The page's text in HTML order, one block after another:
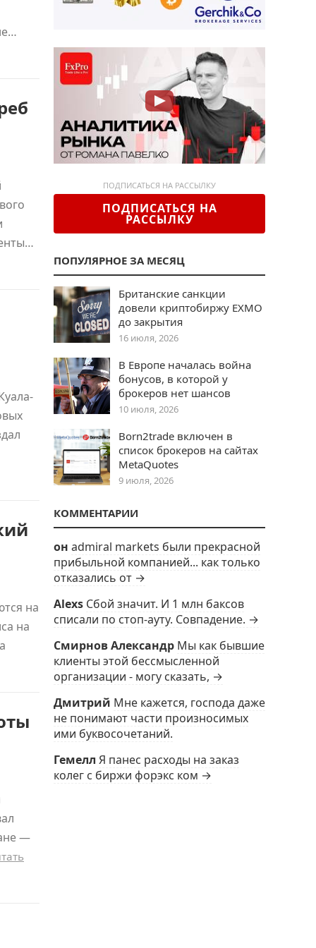
на
на
—
ПОДПИСАТЬСЯ НА РАССЫЛКУ
ПОДПИСАТЬСЯ НА
РАССЫЛКУ
ПОПУЛЯРНОЕ ЗА МЕСЯЦ
Британские санкции
довели криптобиржу EXMO
до закрытия
16 июля, 2026
В Европе началась война
бонусов, в которой у
брокеров нет шансов
10 июля, 2026
Born2trade включен в
список брокеров на сайтах
MetaQuotes
9 июля, 2026
КОММЕНТАРИИ
он admiral markets были прекрасной
прибыльной компанией... как только
отказались от →
Alexs Сбой значит. И 1 млн баксов
списали по стоп-ауту. Совпадение. →
Смирнов Александр Мы как бывшие
клиенты этой бессмысленной
организации - могу сказать, →
Дмитрий Мне кажется, господа даже
не понимают части произносимых
ими буквосочетаний.
Гемелл Я панес расходы на заказ
колег с биржи форэкс ком →